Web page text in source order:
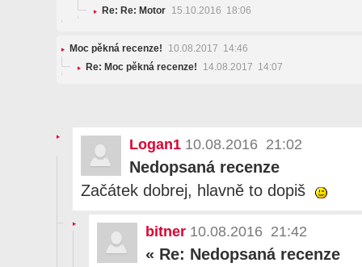
Re: Re: Motor 15.10.2016 18:06
Moc pěkná recenze!
10.08.2017 14:46
Re: Moc pěkná recenze!
14.08.2017 14:07
Logan1 10.08.2016 21:02
Nedopsaná recenze
Začátek dobrej, hlavně to dopiš
bitner 10.08.2016 21:42
« Re: Nedopsaná recenze